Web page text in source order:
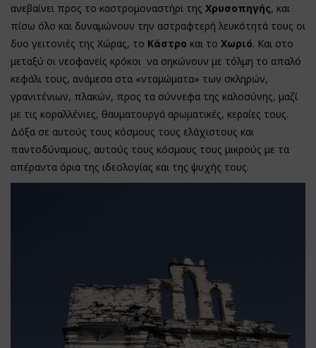
ανεβαίνει προς το καστρομοναστήρι της Χρυσοπηγής, και
πίσω όλο και δυναμώνουν την αστραφτερή λευκότητά τους οι
δυο γειτονιές της Χώρας, το Κάστρο και το Χωριό. Και στο
μεταξύ οι νεοφανείς κρόκοι να σηκώνουν με τόλμη το απαλό
κεφάλι τους, ανάμεσα στα «νταμώματα» των σκληρών,
γρανιτένιων, πλακών, προς τα σύννεφα της καλοσύνης, μαζί
με τις κοραλλένιες, θαυματουργά αρωματικές, κεραίες τους.
Δόξα σε αυτούς τους κόσμους τους ελάχιστους και
παντοδύναμους, αυτούς τους κόσμους τους μικρούς με τα
απέραντα όρια της ιδεολογίας και της ψυχής τους.